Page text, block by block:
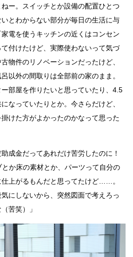
ねー。スイッチとか設備の配置ひとつ
とわからない部分が毎日の生活に与
電を使うキッチンの近くはコンセン
付けたけど、実際使わないって気づ
物件のリノベーションだったけど、
以外の間取りは全部前の家のまま。
部屋を作りたいと思っていたり、4.5
なっていたりとか。今さらだけど、
けた方がよかったのかなって思った
助成金だってあれだけ苦労したのに！
か床の素材とか、パーツって自分の
上がるもんだと思ってたけど……。
にしないから、突然図面で考えろっ
苦笑）」